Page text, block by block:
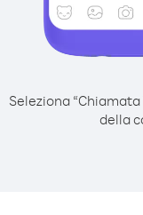
Seleziona
della